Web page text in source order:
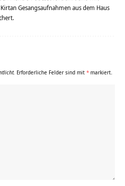
Gesangsaufnahmen aus dem Haus
Erforderliche Felder sind mit * markiert.